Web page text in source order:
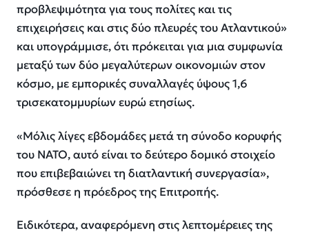
προβλεψιμότητα για τους πολίτες και τις
επιχειρήσεις και στις δύο πλευρές του Ατλαντικού»
και υπογράμμισε, ότι πρόκειται για μια συμφωνία
μεταξύ των δύο μεγαλύτερων οικονομιών στον
κόσμο, με εμπορικές συναλλαγές ύψους 1,6
τρισεκατομμυρίων ευρώ ετησίως.
«Μόλις λίγες εβδομάδες μετά τη σύνοδο κορυφής
του ΝΑΤΟ, αυτό είναι το δεύτερο δομικό στοιχείο
που επιβεβαιώνει τη διατλαντική συνεργασία»,
πρόσθεσε η πρόεδρος της Επιτροπής.
Ειδικότερα, αναφερόμενη στις λεπτομέρειες της